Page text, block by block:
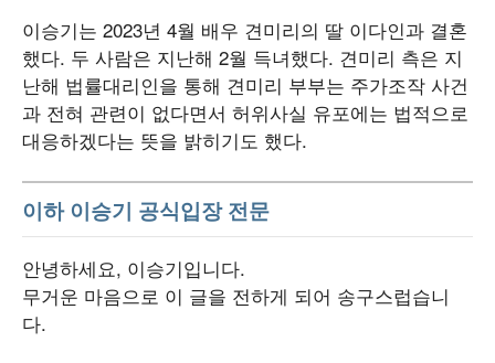
이승기는 2023년 4월 배우 견미리의 딸 이다인과 결혼
했다. 두 사람은 지난해 2월 득녀했다. 견미리 측은 지
난해 법률대리인을 통해 견미리 부부는 주가조작 사건
과 전혀 관련이 없다면서 허위사실 유포에는 법적으로
대응하겠다는 뜻을 밝히기도 했다.
이하 이승기 공식입장 전문
안녕하세요, 이승기입니다.
무거운 마음으로 이 글을 전하게 되어 송구스럽습니
다.